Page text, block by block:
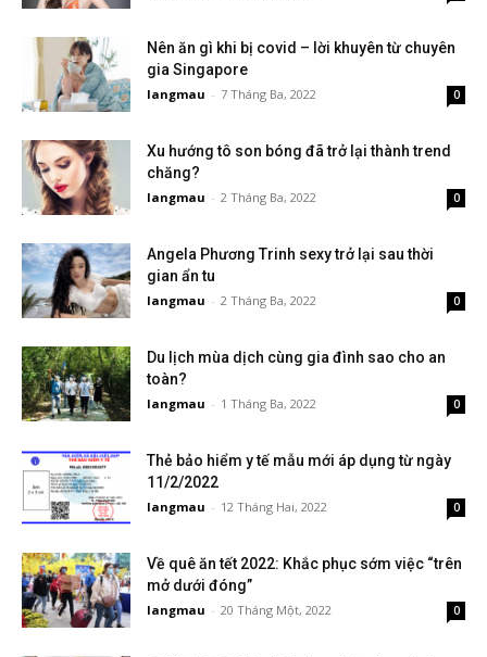
Nên ăn gì khi bị covid – lời khuyên từ chuyên
gia Singapore
langmau - 7 Tháng Ba, 2022 0
Xu hướng tô son bóng đã trở lại thành trend
chăng?
langmau - 2 Tháng Ba, 2022 0
Angela Phương Trinh sexy trở lại sau thời
gian ẩn tu
langmau - 2 Tháng Ba, 2022 0
Du lịch mùa dịch cùng gia đình sao cho an
toàn?
langmau - 1 Tháng Ba, 2022 0
Thẻ bảo hiểm y tế mẫu mới áp dụng từ ngày
11/2/2022
langmau - 12 Tháng Hai, 2022 0
Về quê ăn tết 2022: Khắc phục sớm việc “trên
mở dưới đóng”
langmau - 20 Tháng Một, 2022 0